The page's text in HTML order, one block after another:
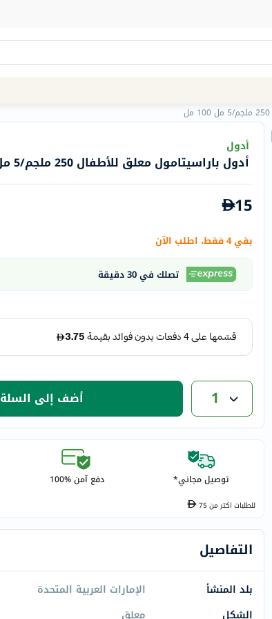
Navigation
الصيدلية
الماركات
Humantara
betadine
eucerin
vitabiotics
bioderma
vichy
acm
dymatize
medicube
country-
life
blueberry-
bepanthen
أدول
أدول باراسيتامول معلق للأطفال 250 ملجم/5 مل 100 مل
15
بقي 4 فقط، اطلب الآن
تصلك في 30 دقيقة
1 أضف إلى السلة
توصيل مجاني* دفع آمن %100
للطلبات اكتر من75
التفاصيل
بلد المنشأ
الإمارات العربية المتحدة
الشكل
معلق